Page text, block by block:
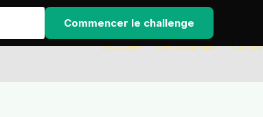
Accueil Le Journal
Commencer le challenge